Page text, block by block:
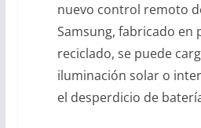
nuevo control remoto
Samsung, fabricado en
reciclado, se puede
iluminación solar o
el desperdicio de